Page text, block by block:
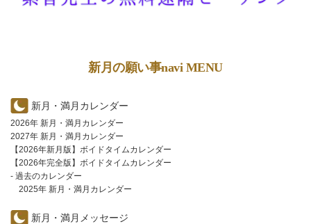
新月の願い事navi MENU
新月・満月カレンダー
2026年 新月・満月カレンダー
2027年 新月・満月カレンダー
【2026年新月版】ボイドタイムカレンダー
【2026年完全版】ボイドタイムカレンダー
- 過去のカレンダー
2025年 新月・満月カレンダー
新月・満月メッセージ